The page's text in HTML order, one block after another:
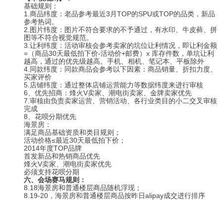
基础规则：
1. 商品纬度：老品参考最近3月TOP的SPU或TOP的品类，新品
参考热词。
2. 图片纬度：图片不符合要求的不予通过，有水印、牛皮藓、拼
图等不符合视觉规范。
3. 让利纬度：活动审核会参考卖家的坑位让利情况，即让利金额
=（商品30天最低拍下价-活动价+邮费）x 库存件数，单坑让利
越高，通过的优先级越高。手机、相机、笔记本、平板除外
4. 同款纬度：同款商品会参考以下因素：商品销量、折扣力度、
买家评价
5. 店铺纬度：通过整体店铺运营能力等数据纬度来进行审核
6 、优先招商：烽火V卖家、潮电街卖家、金牌卖家优先
7. 审核由负责卖家运营、营销活动、各行业类目的小二交叉审核
完成
8 、花呗分期优先
海景房：
满足商品基础资质和类目规则；
活动价格≤最近30天最低拍下价；
2014年度TOP品牌
首发新品和热销商品优先
烽火V卖家、潮电街卖家优先
必须支持花呗分期
六、会场赛马规则：
8.18海景房和普通楼层商品随机浮现；
8.19-20 ，海景房和普通楼层商品按昨日alipay成交进行排序